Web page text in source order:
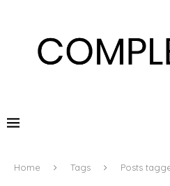
Home Tags Posts